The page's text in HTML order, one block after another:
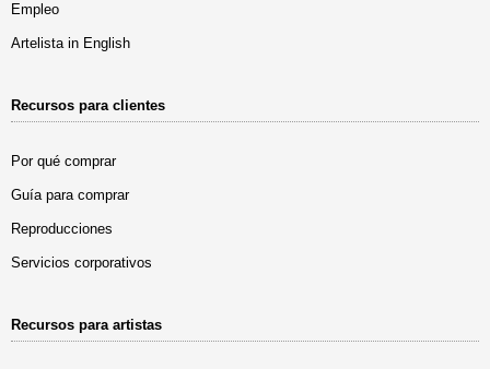
Empleo
Artelista in English
Recursos para clientes
Por qué comprar
Guía para comprar
Reproducciones
Servicios corporativos
Recursos para artistas